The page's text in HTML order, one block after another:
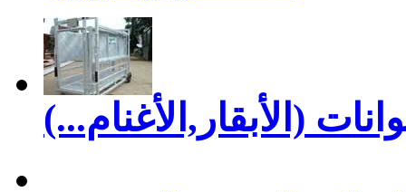
(الأبقار,الأغنام...)